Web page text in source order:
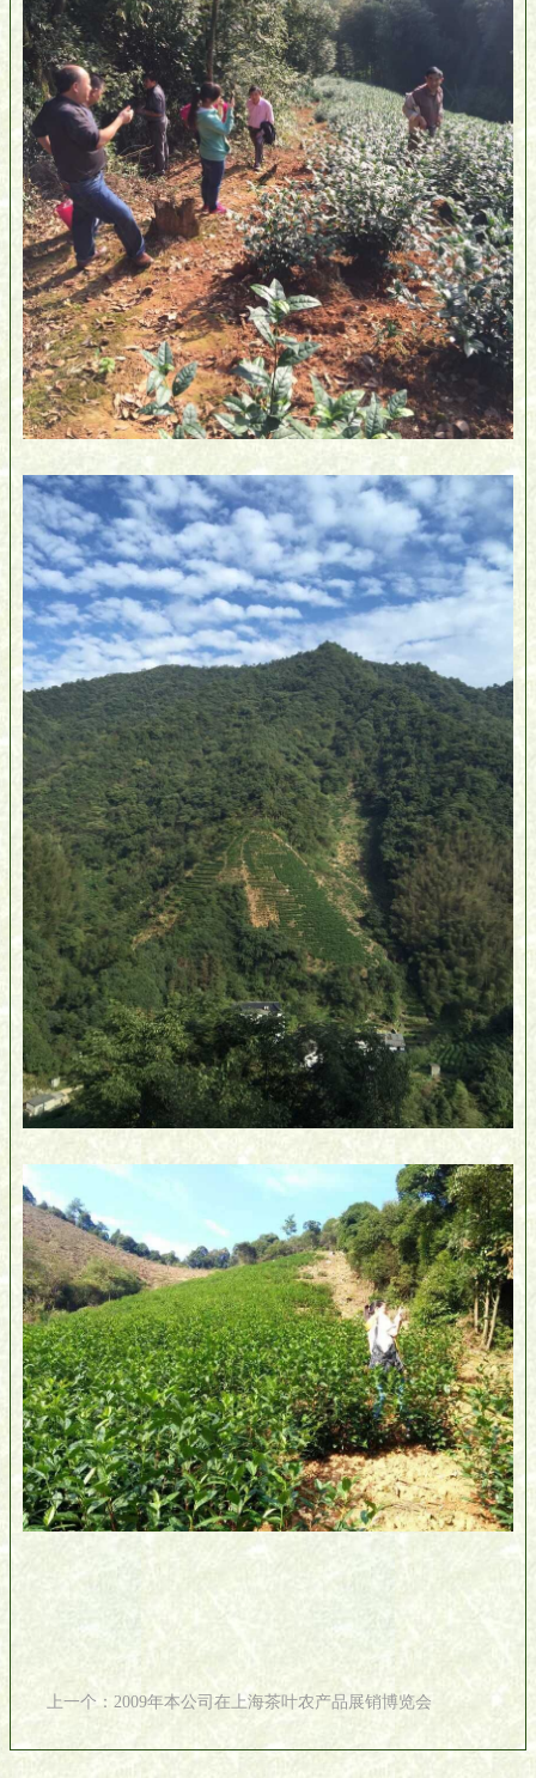
上一个：2009年本公司在上海茶叶农产品展销博览会